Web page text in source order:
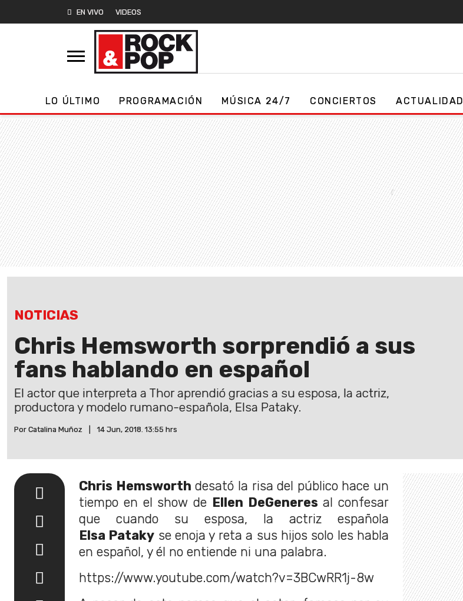
EN VIVO VIDEOS
LO ÚLTIMO PROGRAMACIÓN MÚSICA 24/7 CONCIERTOS ACTUALIDAD
NOTICIAS
Chris Hemsworth sorprendió a sus
fans hablando en español
El actor que interpreta a Thor aprendió gracias a su esposa, la actriz,
productora y modelo rumano-española, Elsa Pataky.
Por Catalina Muñoz 14 Jun, 2018. 13:55 hrs
Chris Hemsworth desató la risa del público hace un
tiempo en el show de Ellen DeGeneres al confesar
que cuando su esposa, la actriz española
Elsa Pataky se enoja y reta a sus hijos solo les habla
en español, y él no entiende ni una palabra.
https://www.youtube.com/watch?v=3BCwRR1j-8w